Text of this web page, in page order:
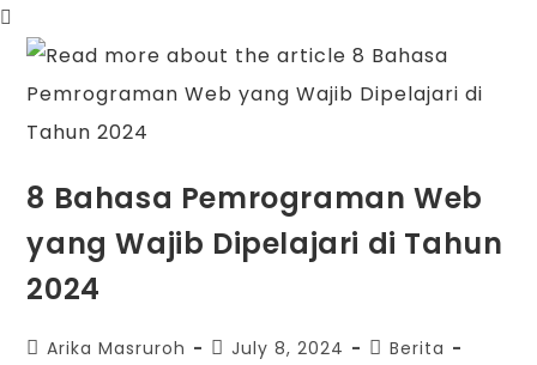
8 Bahasa Pemrograman Web
yang Wajib Dipelajari di Tahun
2024
Arika Masruroh July 8, 2024
Berita